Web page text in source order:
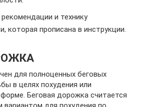
и технику
которая прописана в инструкции.
для полноценных беговых
в целях похудения или
Беговая дорожка считается